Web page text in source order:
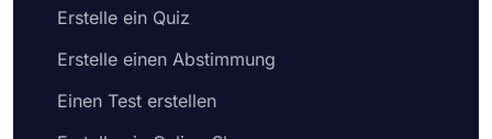
Integration einrichten, um sie zu automatisieren
forms.app eine direkte Integration mit etablierten
und vielen mehr.
Bedingte Logik: Sie hilft Ihnen, einige Fragen
Erstelle ein Quiz
Erstelle einen Abstimmung
Einen Test erstellen